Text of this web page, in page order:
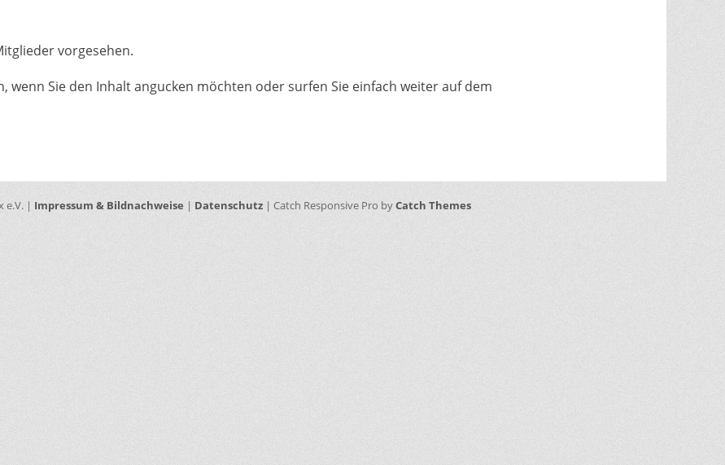
vorgesehen.
wenn Sie den Inhalt angucken möchten oder surfen Sie einfach weiter auf dem
e.V. | Impressum & Bildnachweise | Datenschutz | Catch Responsive Pro byCatch Themes